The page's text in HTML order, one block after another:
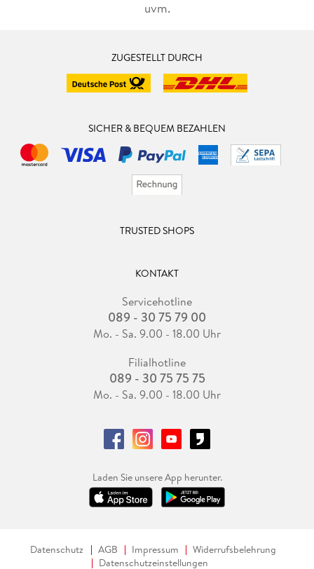
uvm.
ZUGESTELLT DURCH
SICHER & BEQUEM BEZAHLEN
TRUSTED SHOPS
KONTAKT
Servicehotline
089 - 30 75 79 00
Mo. - Sa. 9.00 - 18.00 Uhr
Filialhotline
089 - 30 75 75 75
Mo. - Sa. 9.00 - 18.00 Uhr
Laden Sie unsere App herunter.
Datenschutz AGB Impressum
Widerrufsbelehrung
Datenschutzeinstellungen